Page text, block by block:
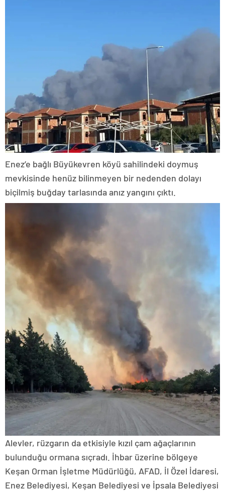
Enez’e bağlı Büyükevren köyü sahilindeki doymuş
mevkisinde henüz bilinmeyen bir nedenden dolayı
biçilmiş buğday tarlasında anız yangını çıktı.
Alevler, rüzgarın da etkisiyle kızıl çam ağaçlarının
bulunduğu ormana sıçradı. İhbar üzerine bölgeye
Keşan Orman İşletme Müdürlüğü, AFAD, İl Özel İdaresi,
Enez Belediyesi, Keşan Belediyesi ve İpsala Belediyesi